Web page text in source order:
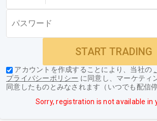
START TRADING
アカウントを作成することにより、当社の 、
プライバシーポリシー に同意し、マーケティ
同意したものとみなされます（いつでも配信
Sorry, registration is not available in